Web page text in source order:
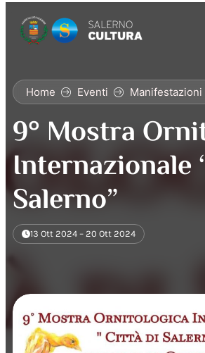
Home Eventi Manifestazioni
9° Mostra
Internazionale
Salerno”
13 Ott 2024 – 20 Ott 2024